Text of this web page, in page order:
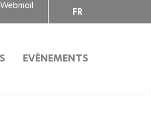
Webmail
FR
EVÈNEMENTS